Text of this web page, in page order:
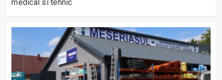
medical si tehnic